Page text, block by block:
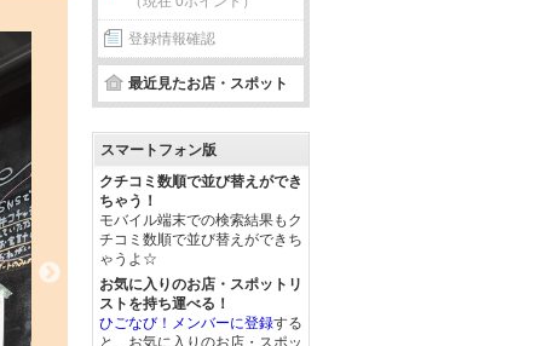
登録情報確認
最近見たお店・スポット
スマートフォン版
クチコミ数順で並び替えができ
ちゃう！
モバイル端末での検索結果もク
チコミ数順で並び替えができち
ゃうよ☆
お気に入りのお店・スポットリ
ストを持ち運べる！
ひごなび！メンバーに登録する
と、お気に入りのお店・スポッ